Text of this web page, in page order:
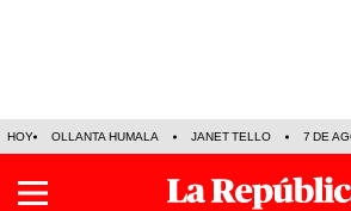
HOY OLLANTA HUMALA JANET TELLO 7 DE